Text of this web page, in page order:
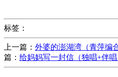
标签：
上一篇： 外婆的澎湖湾（青萍编
篇： 给妈妈写一封信（独唱+伴